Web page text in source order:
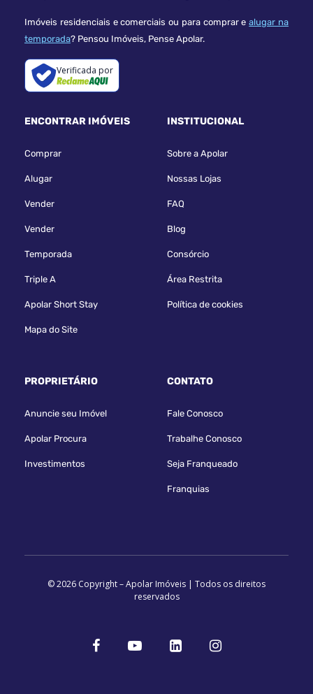
Imóveis residenciais e comerciais ou para comprar ealugar na
temporada? Pensou Imóveis, Pense Apolar.
Verificada por
ENCONTRAR IMÓVEIS
Comprar
Alugar
Vender
Vender
Temporada
Triple A
Apolar Short Stay
Mapa do Site
INSTITUCIONAL
Sobre a Apolar
Nossas Lojas
FAQ
Blog
Consórcio
Área Restrita
Política de cookies
PROPRIETÁRIO
Anuncie seu Imóvel
Apolar Procura
Investimentos
CONTATO
Fale Conosco
Trabalhe Conosco
Seja Franqueado
Franquias
© 2026 Copyright – Apolar Imóveis | Todos os direitos
reservados